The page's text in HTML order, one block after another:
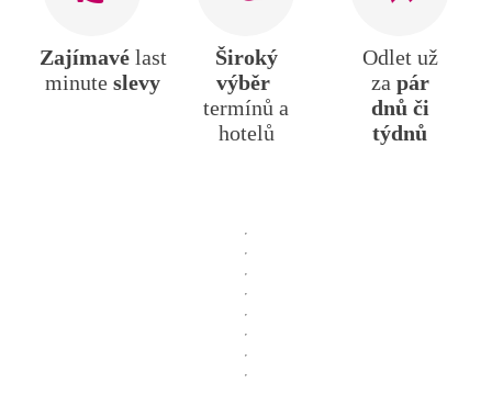
Zajímavé last
minute slevy
Široký
výběr
termínů a
hotelů
Odlet už
za pár
dnů či
týdnů